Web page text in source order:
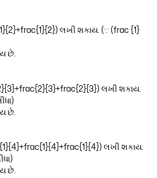
લખી શકાય. (∵ (frac {1}
છે.
લખી શકાય.
છે.
લખી શકાય.
છે.